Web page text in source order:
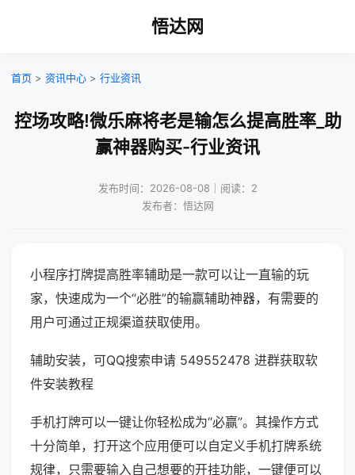
悟达网
首页 > 资讯中心 > 行业资讯
控场攻略!微乐麻将老是输怎么提高胜率_助
赢神器购买-行业资讯
发布时间：2026-08-08｜阅读：2
发布者：悟达网
小程序打牌提高胜率辅助是一款可以让一直输的玩
家，快速成为一个“必胜”的输赢辅助神器，有需要的
用户可通过正规渠道获取使用。
辅助安装，可QQ搜索申请 549552478 进群获取软
件安装教程
手机打牌可以一键让你轻松成为“必赢”。其操作方式
十分简单，打开这个应用便可以自定义手机打牌系统
规律，只需要输入自己想要的开挂功能，一键便可以